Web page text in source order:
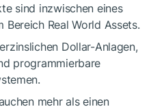
sind inzwischen eines
Real World Assets.
Dollar-Anlagen,
programmierbare
mehr als einen